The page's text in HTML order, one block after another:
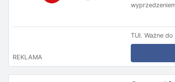
TUI. Ważne do
REKLAMA